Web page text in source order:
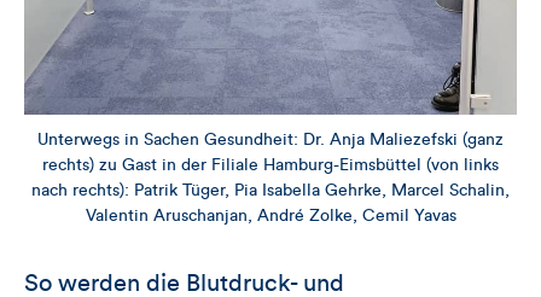
Unterwegs in Sachen Gesundheit: Dr. Anja Maliezefski (ganz
rechts) zu Gast in der Filiale Hamburg-Eimsbüttel (von links
nach rechts): Patrik Tüger, Pia Isabella Gehrke, Marcel Schalin,
Valentin Aruschanjan, André Zolke, Cemil Yavas
So werden die Blutdruck- und